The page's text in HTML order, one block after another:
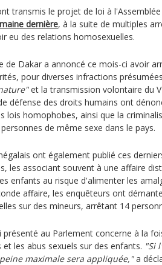
transmis le projet de loi à
dernière, à la suite de multiples
eu des relations homosexuelles.
de Dakar a annoncé ce mois-ci avoir
pour diverses infractions
et la transmission volontaire du
défense des droits humains ont
lois homophobes, ainsi que la
de même sexe dans le pays.
ont également publié ces
les associant souvent à une affaire
enfants au risque d'alimenter les
affaire, les enquêteurs ont
sur des mineurs, arrêtant 14
au Parlement concerne à la
les abus sexuels sur des enfants. "Si
maximale sera appliquée,"a